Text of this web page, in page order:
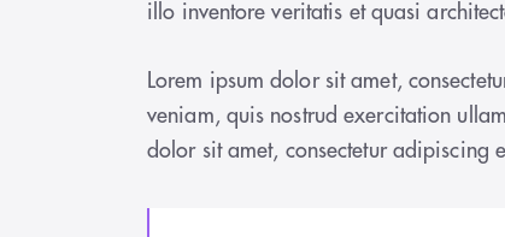
illo inventore veritatis et quasi
Lorem ipsum dolor sit amet,
veniam, quis nostrud exercitation
dolor sit amet, consectetur adipiscing